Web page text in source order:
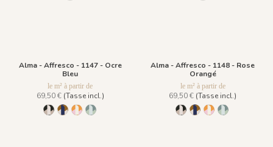
Alma - Affresco - 1147 - Ocre
Bleu
le m² à partir de
69,50 €(Tasse incl.)
1146 - Noir Ivoire
1147 - Ocre Bleu
1148 - Rose Orangé
1149 - Vert Grisé
Alma - Affresco - 1148 - Rose
Orangé
le m² à partir de
69,50 € (Tasse incl.)
1146 - Noir Ivoire
1147 - Ocre Bleu
1148 - Rose
1149 - Vert